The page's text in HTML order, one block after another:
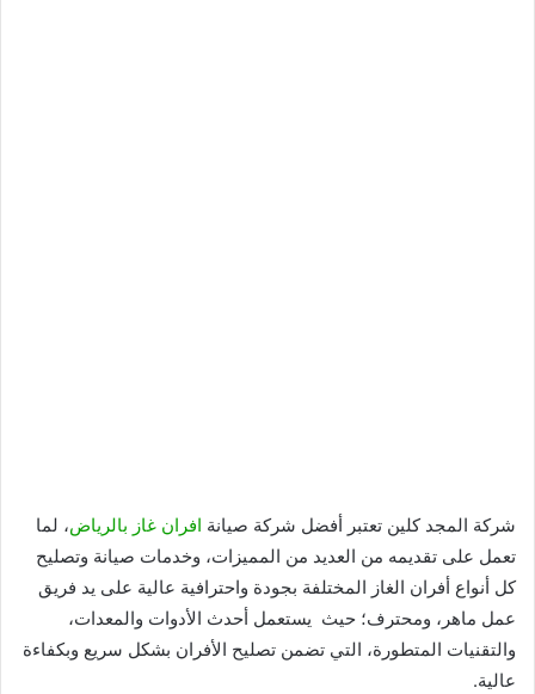
شركة المجد كلين تعتبر أفضل شركة صيانة افران غاز بالرياض، لما
تعمل على تقديمه من العديد من المميزات، وخدمات صيانة وتصليح
كل أنواع أفران الغاز المختلفة بجودة واحترافية عالية على يد فريق
عمل ماهر، ومحترف؛ حيث يستعمل أحدث الأدوات والمعدات،
والتقنيات المتطورة، التي تضمن تصليح الأفران بشكل سريع وبكفاءة
عالية.